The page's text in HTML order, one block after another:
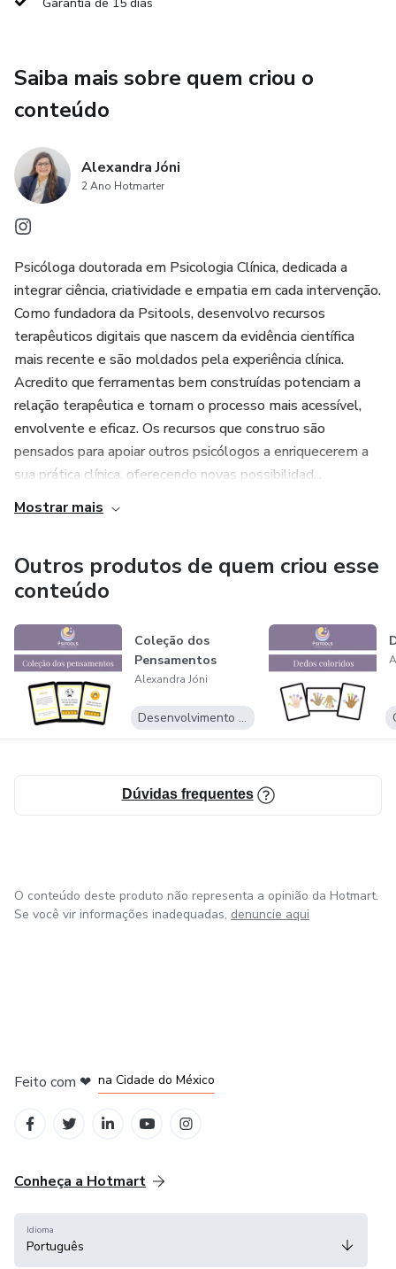
Saiba mais sobre quem criou o
conteúdo
Alexandra Jóni
2 Ano Hotmarter
Psicóloga doutorada em Psicologia Clínica, dedicada a
integrar ciência, criatividade e empatia em cada intervenção.
Como fundadora da Psitools, desenvolvo recursos
terapêuticos digitais que nascem da evidência científica
mais recente e são moldados pela experiência clínica.
Acredito que ferramentas bem construídas potenciam a
relação terapêutica e tornam o processo mais acessível,
envolvente e eficaz. Os recursos que construo são
pensados para apoiar outros psicólogos a enriquecerem a
sua prática clínica, oferecendo novas possibilidad...
Mostrar mais
Outros produtos de quem criou esse
conteúdo
Coleção dos
Pensamentos
Alexandra Jóni
Desenvolvimento Pessoal
Dúvidas frequentes
O conteúdo deste produto não representa a opinião da Hotmart.
Se você vir informações inadequadas, denuncie aqui
Feito com ❤ na Cidade do México
Conheça a Hotmart
Idioma
Português